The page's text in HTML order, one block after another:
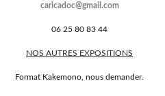
caricadoc@gmail.com
06 25 80 83 44
NOS AUTRES EXPOSITIONS
Format Kakemono, nous demander.